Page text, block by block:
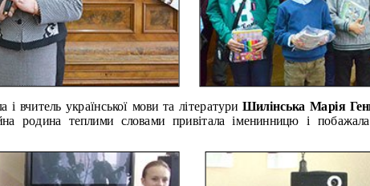
і вчитель української мови та літератури Шилінська Марія
родина теплими словами привітала іменинницю і